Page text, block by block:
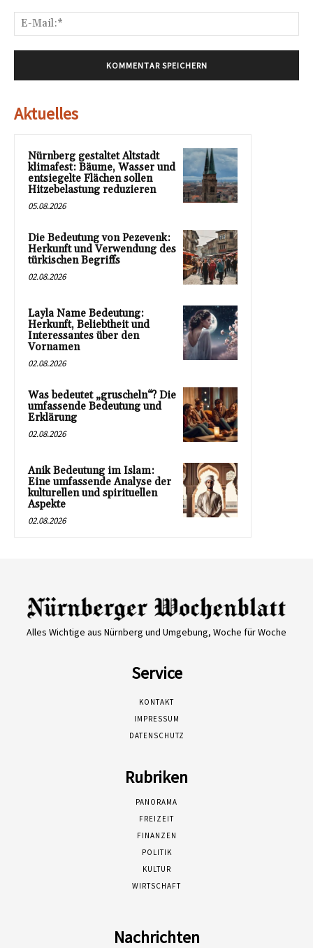
Aktuelles
Nürnberg gestaltet Altstadt
klimafest: Bäume, Wasser und
entsiegelte Flächen sollen
Hitzebelastung reduzieren
05.08.2026
Die Bedeutung von Pezevenk:
Herkunft und Verwendung des
türkischen Begriffs
02.08.2026
Layla Name Bedeutung:
Herkunft, Beliebtheit und
Interessantes über den
Vornamen
02.08.2026
Was bedeutet „gruscheln“? Die
umfassende Bedeutung und
Erklärung
02.08.2026
Anik Bedeutung im Islam:
Eine umfassende Analyse der
kulturellen und spirituellen
Aspekte
02.08.2026
Alles Wichtige aus Nürnberg und Umgebung, Woche für Woche
Service
KONTAKT
IMPRESSUM
DATENSCHUTZ
Rubriken
PANORAMA
FREIZEIT
FINANZEN
POLITIK
KULTUR
WIRTSCHAFT
Nachrichten